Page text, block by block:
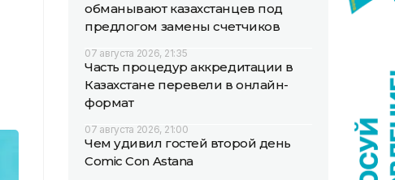
обманывают казахстанцев под
предлогом замены счетчиков
07 августа 2026, 21:35
Часть процедур аккредитации в
Казахстане перевели в онлайн-
формат
07 августа 2026, 21:00
Чем удивил гостей второй день
Comic Con Astana